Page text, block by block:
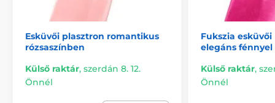
Esküvői plasztron romantikus
rózsaszínben
Külső raktár, szerdán 8. 12.
Önnél
Fukszia
elegáns fénnyel
Külső raktár,
Önnél